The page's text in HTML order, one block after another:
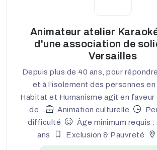
Animateur atelier
d'une association de
Versailles
Depuis plus de 40 ans, pour
et à l’isolement des personnes
Habitat et Humanisme agit en
de...
Animation culturelle
difficulté
Âge minimum requis :
ans
Exclusion & Pauvreté